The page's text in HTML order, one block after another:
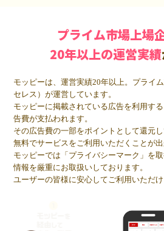
プライム市場上場
20年以上の運営実績
モッピーは、運営実績20年以上。プライ
セレス）が運営しています。
モッピーに掲載されている広告を利用す
告費が支払われます。
その広告費の一部をポイントとして還元
無料でサービスをご利用いただくことが出
モッピーでは「プライバシーマーク」を
情報を厳重にお取扱いしております。
ユーザーの皆様に安心してご利用いただけ